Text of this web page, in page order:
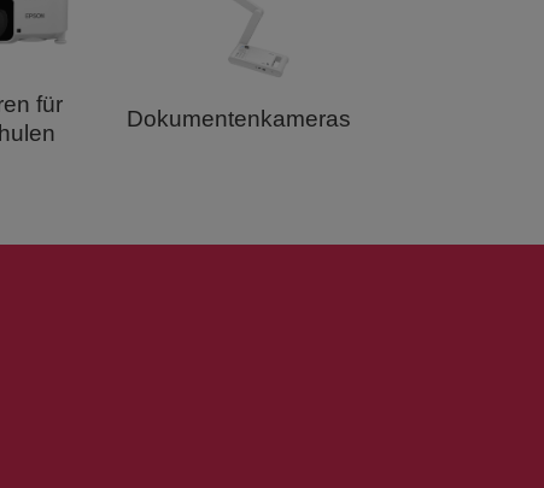
Dokumentenkameras
für